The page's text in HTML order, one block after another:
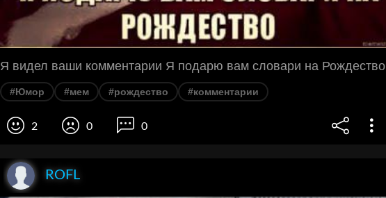
Я видел ваши комментарии Я подарю вам словари на Рождество
#Юмор #мем #рождество #комментарии
2 0 0
ROFL